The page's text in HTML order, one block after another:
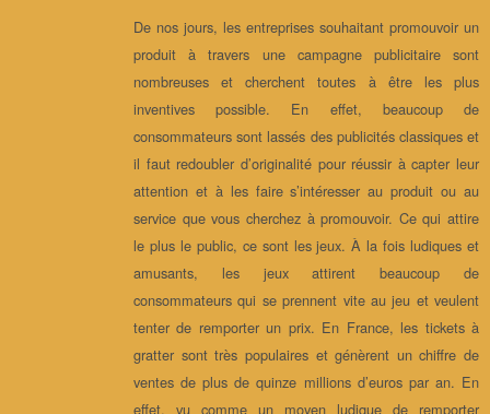
De nos jours, les entreprises souhaitant promouvoir un
produit à travers une campagne publicitaire sont
nombreuses et cherchent toutes à être les plus
inventives possible. En effet, beaucoup de
consommateurs sont lassés des publicités classiques et
il faut redoubler d’originalité pour réussir à capter leur
attention et à les faire s’intéresser au produit ou au
service que vous cherchez à promouvoir. Ce qui attire
le plus le public, ce sont les jeux. À la fois ludiques et
amusants, les jeux attirent beaucoup de
consommateurs qui se prennent vite au jeu et veulent
tenter de remporter un prix. En France, les tickets à
gratter sont très populaires et génèrent un chiffre de
ventes de plus de quinze millions d’euros par an. En
effet, vu comme un moyen ludique de remporter